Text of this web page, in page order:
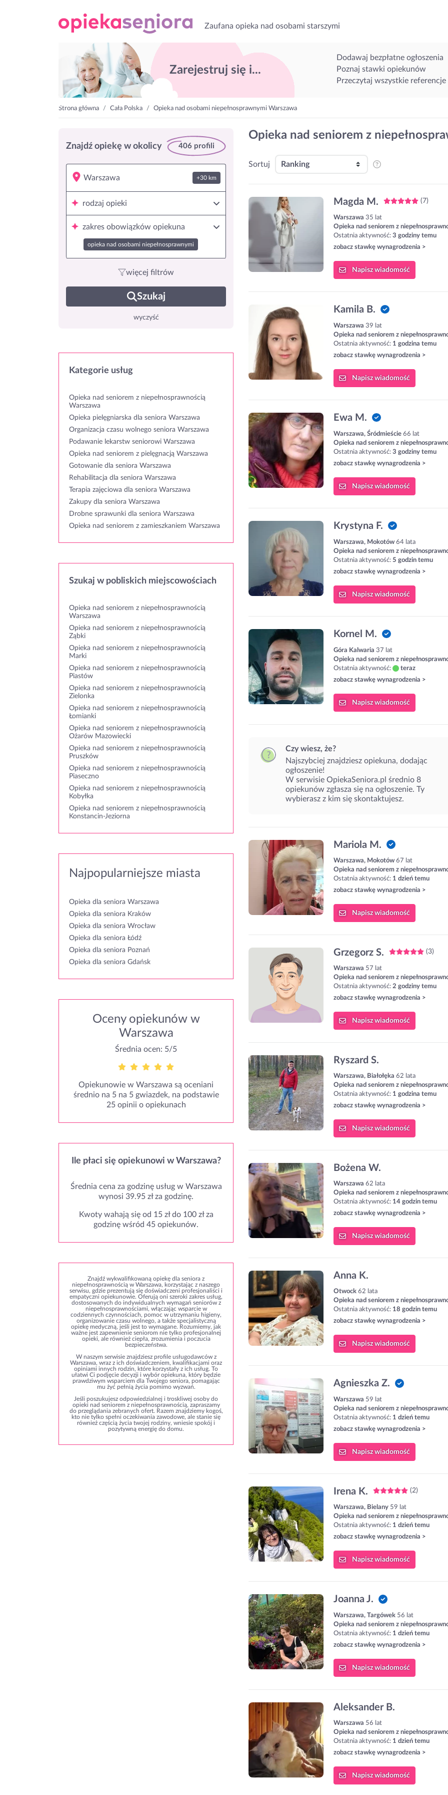
Zaufana opieka nad osobami starszymi
Zarejestruj się i...
Dodawaj bezpłatne ogłoszenia
Poznaj stawki opiekunów
Przeczytaj wszystkie referencje
Strona główna Cała Polska Opieka nad osobami niepełnosprawnymi Warszawa
Znajdź opiekę w okolicy 406 profili
+30 km
rodzaj opieki
zakres obowiązków opiekuna
opieka nad osobami niepełnosprawnymi
więcej filtrów
Szukaj
wyczyść
Kategorie usług
Opieka nad seniorem z niepełnosprawnością
Warszawa
Opieka pielęgniarska dla seniora Warszawa
Organizacja czasu wolnego seniora Warszawa
Podawanie lekarstw seniorowi Warszawa
Opieka nad seniorem z pielęgnacją Warszawa
Gotowanie dla seniora Warszawa
Rehabilitacja dla seniora Warszawa
Terapia zajęciowa dla seniora Warszawa
Zakupy dla seniora Warszawa
Drobne sprawunki dla seniora Warszawa
Opieka nad seniorem z zamieszkaniem Warszawa
Szukaj w pobliskich miejscowościach
Opieka nad seniorem z niepełnosprawnością
Warszawa
Opieka nad seniorem z niepełnosprawnością
Ząbki
Opieka nad seniorem z niepełnosprawnością
Marki
Opieka nad seniorem z niepełnosprawnością
Piastów
Opieka nad seniorem z niepełnosprawnością
Zielonka
Opieka nad seniorem z niepełnosprawnością
Łomianki
Opieka nad seniorem z niepełnosprawnością
Ożarów Mazowiecki
Opieka nad seniorem z niepełnosprawnością
Pruszków
Opieka nad seniorem z niepełnosprawnością
Piaseczno
Opieka nad seniorem z niepełnosprawnością
Kobyłka
Opieka nad seniorem z niepełnosprawnością
Konstancin-Jeziorna
Najpopularniejsze miasta
Opieka dla seniora Warszawa
Opieka dla seniora Kraków
Opieka dla seniora Wrocław
Opieka dla seniora Łódź
Opieka dla seniora Poznań
Opieka dla seniora Gdańsk
Oceny opiekunów w
Warszawa
Średnia ocen: 5/5
Opiekunowie w Warszawa są oceniani
średnio na 5 na 5 gwiazdek, na podstawie
25 opinii o opiekunach
Ile płaci się opiekunowi w Warszawa?
Średnia cena za godzinę usług w Warszawa
wynosi 39.95 zł za godzinę.
Kwoty wahają się od 15 zł do 100 zł za
godzinę wśród 45 opiekunów.
Znajdź wykwalifikowaną opiekę dla seniora z
niepełnosprawnością w Warszawa, korzystając z naszego
serwisu, gdzie prezentują się doświadczeni profesjonaliści i
empatyczni opiekunowie. Oferują oni szeroki zakres usług,
dostosowanych do indywidualnych wymagań seniorów z
niepełnosprawnościami, włączając wsparcie w
codziennych czynnościach, pomoc w utrzymaniu higieny,
organizowanie czasu wolnego, a także specjalistyczną
opiekę medyczną, jeśli jest to wymagane. Rozumiemy, jak
ważne jest zapewnienie seniorom nie tylko profesjonalnej
opieki, ale również ciepła, zrozumienia i poczucia
bezpieczeństwa.
W naszym serwisie znajdziesz profile usługodawców z
Warszawa, wraz z ich doświadczeniem, kwalifikacjami oraz
opiniami innych rodzin, które korzystały z ich usług. To
ułatwi Ci podjęcie decyzji i wybór opiekuna, który będzie
prawdziwym wsparciem dla Twojego seniora, pomagając
mu żyć pełnią życia pomimo wyzwań.
Jeśli poszukujesz odpowiedzialnej i troskliwej osoby do
opieki nad seniorem z niepełnosprawnością, zapraszamy
do przeglądania zebranych ofert. Razem znajdziemy kogoś,
kto nie tylko spełni oczekiwania zawodowe, ale stanie się
również częścią życia twojej rodziny, wniesie spokój i
pozytywną energię do domu.
Opieka nad seniorem z
Sortuj
Magda M. (7)
Warszawa 35 lat
Opieka nad seniorem z
Ostatnia aktywność: 3 godziny temu
zobacz stawkę wynagrodzenia >
Napiszwiadomość
Kamila B.
Warszawa 39 lat
Opieka nad seniorem z
Ostatnia aktywność: 1 godzina temu
zobacz stawkę wynagrodzenia >
Napiszwiadomość
Ewa M.
Warszawa, Śródmieście 66 lat
Opieka nad seniorem z
Ostatnia aktywność: 3 godziny temu
zobacz stawkę wynagrodzenia >
Napiszwiadomość
Krystyna F.
Warszawa, Mokotów64 lata
Opieka nad seniorem z
Ostatnia aktywność: 5 godzin temu
zobacz stawkę wynagrodzenia >
Napiszwiadomość
Kornel M.
Góra Kalwaria 37 lat
Opieka nad seniorem z
Ostatnia aktywność:
teraz
zobacz stawkę wynagrodzenia >
Napiszwiadomość
Czy wiesz, że?
Najszybciej znajdziesz opiekuna, dodając
ogłoszenie!
W serwisie OpiekaSeniora.pl średnio 8
opiekunów zgłasza się na ogłoszenie. Ty
wybierasz z kim się skontaktujesz.
Mariola M.
Warszawa, Mokotów67 lat
Opieka nad seniorem z
Ostatnia aktywność: 1 dzień temu
zobacz stawkę wynagrodzenia >
Napiszwiadomość
Grzegorz S. (3)
Warszawa 57 lat
Opieka nad seniorem z
Ostatnia aktywność: 2 godziny temu
zobacz stawkę wynagrodzenia >
Napiszwiadomość
Ryszard S.
Warszawa, Białołęka 62 lata
Opieka nad seniorem z
Ostatnia aktywność: 1 godzina temu
zobacz stawkę wynagrodzenia >
Napiszwiadomość
Bożena W.
Warszawa 62 lata
Opieka nad seniorem z
Ostatnia aktywność: 14 godzin temu
zobacz stawkę wynagrodzenia >
Napiszwiadomość
Anna K.
Otwock 62 lata
Opieka nad seniorem z
Ostatnia aktywność: 18 godzin temu
zobacz stawkę wynagrodzenia >
Napiszwiadomość
Agnieszka Z.
Warszawa 59 lat
Opieka nad seniorem z
Ostatnia aktywność: 1 dzień temu
zobacz stawkę wynagrodzenia >
Napiszwiadomość
Irena K. (2)
Warszawa, Bielany 59 lat
Opieka nad seniorem z
Ostatnia aktywność: 1 dzień temu
zobacz stawkę wynagrodzenia >
Napiszwiadomość
Joanna J.
Warszawa, Targówek 56 lat
Opieka nad seniorem z
Ostatnia aktywność: 1 dzień temu
zobacz stawkę wynagrodzenia >
Napiszwiadomość
Aleksander B.
Warszawa 56 lat
Opieka nad seniorem z
Ostatnia aktywność: 1 dzień temu
zobacz stawkę wynagrodzenia >
Napiszwiadomość